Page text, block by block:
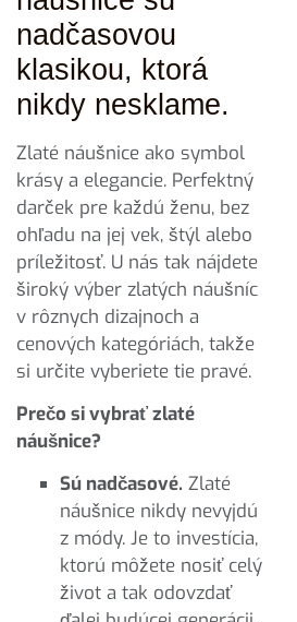
nadčasovou
klasikou, ktorá
nikdy nesklame.
Zlaté náušnice ako symbol
krásy a elegancie. Perfektný
darček pre každú ženu, bez
ohľadu na jej vek, štýl alebo
príležitosť. U nás tak nájdete
široký výber zlatých náušníc
v rôznych dizajnoch a
cenových kategóriách, takže
si určite vyberiete tie pravé.
Prečo si vybrať zlaté
náušnice?
Sú nadčasové. Zlaté
náušnice nikdy nevyjdú
z módy. Je to investícia,
ktorú môžete nosiť celý
život a tak odovzdať